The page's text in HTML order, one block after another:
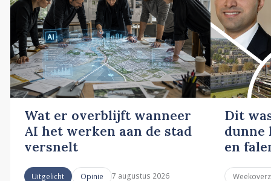
Wat er overblijft wanneer
AI het werken aan de stad
versnelt
Uitgelicht Opinie 7 augustus 2026
Dit
dunne
en